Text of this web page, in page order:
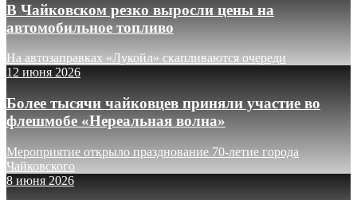
В Чайковском резко выросли цены на
автомобильное топливо
На автозаправках «Лукойл» скапливаются очереди
12 июня 2026
Более тысячи чайковцев приняли участие во
флешмобе «Нереальная волна»
Мероприятие открыло празднование 70-летие города
Чайковского
8 июня 2026